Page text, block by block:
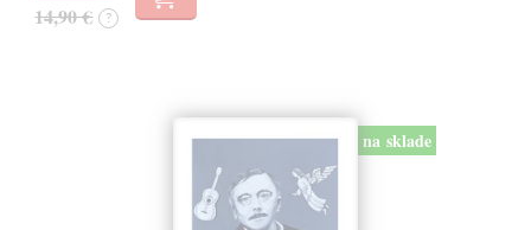
14,90 € ?
na sklade